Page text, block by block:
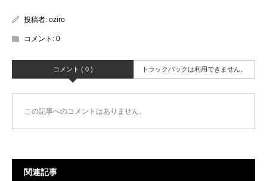
投稿者: oziro
コメント: 0
コメント ( 0 ) トラックバックは利用できません。
この記事へのコメントはありません。
関連記事